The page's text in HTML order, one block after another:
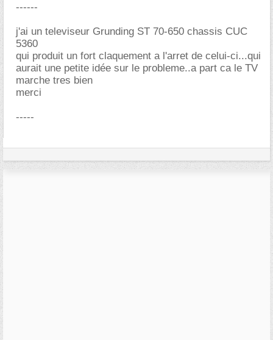
------
j'ai un televiseur Grunding ST 70-650 chassis CUC
5360
qui produit un fort claquement a l'arret de celui-ci...qui
aurait une petite idée sur le probleme..a part ca le TV
marche tres bien
merci
-----